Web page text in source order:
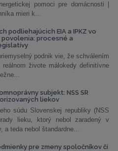
pomoci pre domácnosti |
mieri k...
podliehajúcich EIA a IPKZ vo
procesné a
podnik vie, že schválením
živote málokedy definitívne
subjekt: NSS SR
liekov
súdu Slovenskej republiky (NSS
lieku, ktorý nebol zaradený v
a teda nebol štandardne...
pre zmeny spoločníkov či